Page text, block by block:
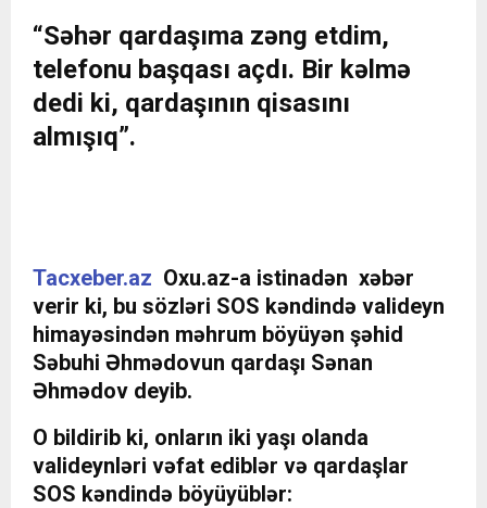
“Səhər qardaşıma zəng etdim,
telefonu başqası açdı. Bir kəlmə
dedi ki, qardaşının qisasını
almışıq”.
Tacxeber.az Oxu.az-a istinadən xəbər
verir ki, bu sözləri SOS kəndində valideyn
himayəsindən məhrum böyüyən şəhid
Səbuhi Əhmədovun qardaşı Sənan
Əhmədov deyib.
O bildirib ki, onların iki yaşı olanda
valideynləri vəfat ediblər və qardaşlar
SOS kəndində böyüyüblər: